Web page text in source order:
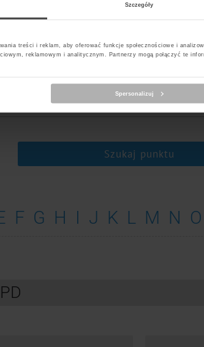
Szczegóły
treści i reklam, aby oferować funkcje społecznościowe i
reklamowym i analitycznym. Partnerzy mogą połączyć te
Spersonalizuj
Szukaj punktu
F G H I J K L M N O